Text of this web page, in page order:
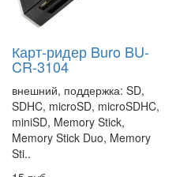
Карт-ридер Buro BU-
CR-3104
внешний, поддержка: SD,
SDHC, microSD, microSDHC,
miniSD, Memory Stick,
Memory Stick Duo, Memory
Sti..